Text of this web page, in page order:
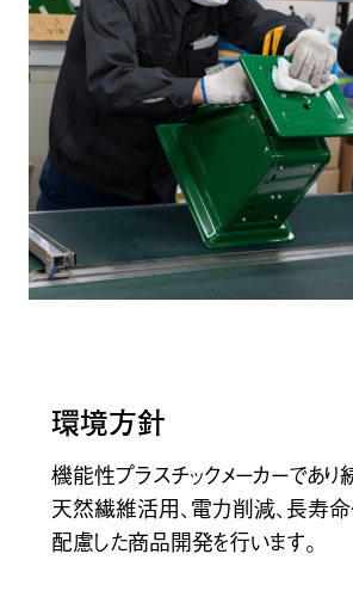
環境方針
機能性プラスチックメーカーであり
天然繊維活用、電力削減、長寿
配慮した商品開発を行います。